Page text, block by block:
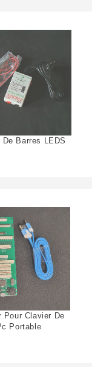
De Barres LEDS
Pour Clavier De
Portable